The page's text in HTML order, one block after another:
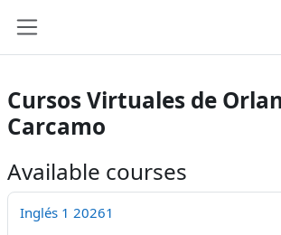
Cursos Virtuales de
Carcamo
Available courses
Inglés 1 20261